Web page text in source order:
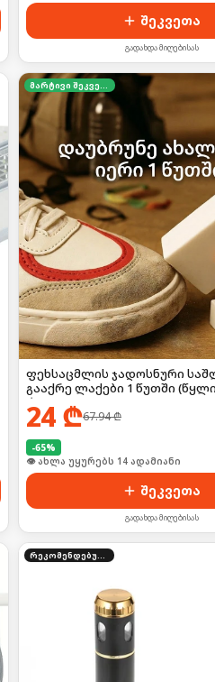
შეკვეთა
გადახდა მიღებისას
მარტივი შეკვეთა
ფეხსაცმლის ჯადოსნური
გააქრე ლაქები 1 წუთში
💧
24₾67.94₾
-65%
🛒 ბოლო 24სთ-ში იყიდა 22-მა
შეკვეთა
გადახდა მიღებისას
რეკომენდებული